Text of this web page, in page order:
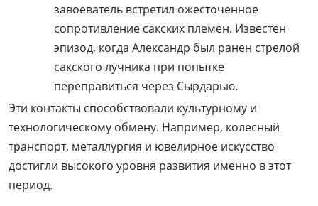
завоеватель встретил ожесточенное
сопротивление сакских племен. Известен
эпизод, когда Александр был ранен стрелой
сакского лучника при попытке
переправиться через Сырдарью.
Эти контакты способствовали культурному и
технологическому обмену. Например, колесный
транспорт, металлургия и ювелирное искусство
достигли высокого уровня развития именно в этот
период.